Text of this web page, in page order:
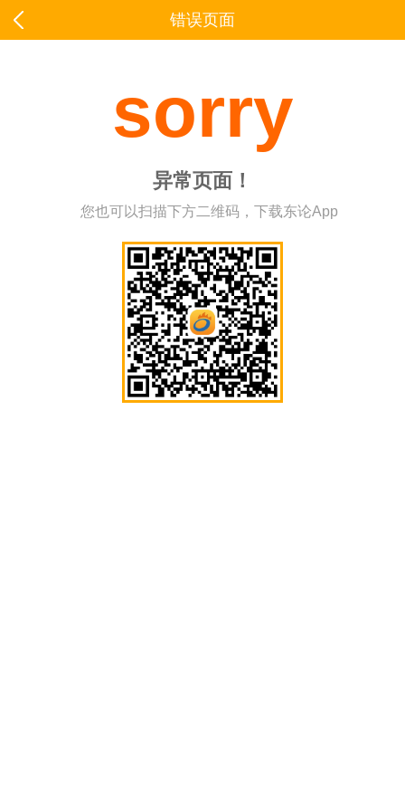
错误页面
sorry
异常页面！
您也可以扫描下方二维码，下载东论App